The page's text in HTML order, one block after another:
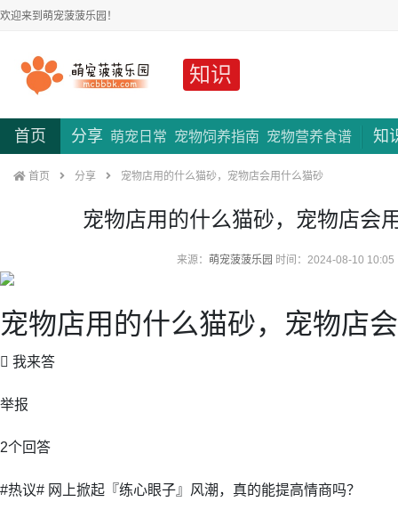
欢迎来到萌宠菠菠乐园！
知识
首页 分享 萌宠日常 宠物饲养指南 宠物营养食谱 知
首页 分享 宠物店用的什么猫砂，宠物店会用什么猫砂
宠物店用的什么猫砂，宠物店会
来源： 萌宠菠菠乐园 时间：2024-08-10 10:05
宠物店用的什么猫砂，宠物店
 我来答
举报
2个回答
#热议# 网上掀起『练心眼子』风潮，真的能提高情商吗？